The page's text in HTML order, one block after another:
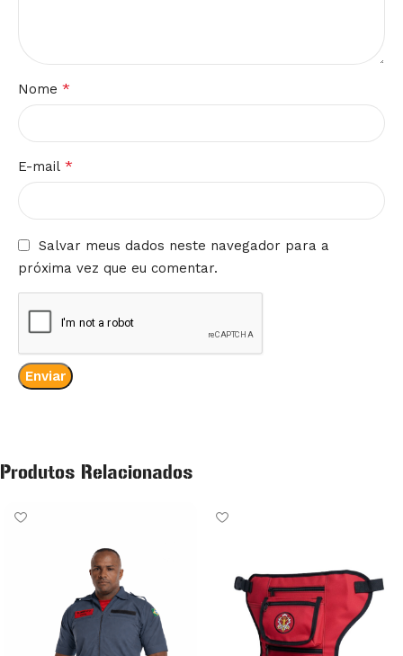
Nome *
E-mail *
Salvar meus dados neste navegador para a
próxima vez que eu comentar.
Produtos Relacionados